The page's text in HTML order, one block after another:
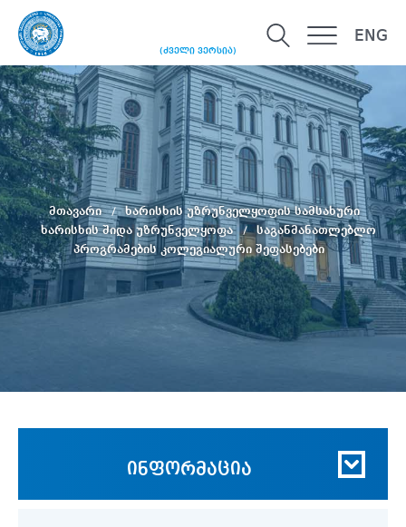
(ძველი ვერსია)
ENG
მთავარი
ხარისხის უზრუნველყოფის სამსახური
ხარისხის შიდა უზრუნველყოფა
საგანმანათლებლო
პროგრამების კოლეგიალური შეფასებები
ინფორმაცია